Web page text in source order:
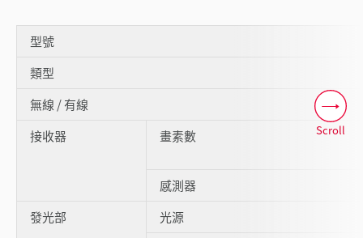
型號
類型
無線 / 有線
接收器
畫素數
感測器
發光部
光源
Scroll